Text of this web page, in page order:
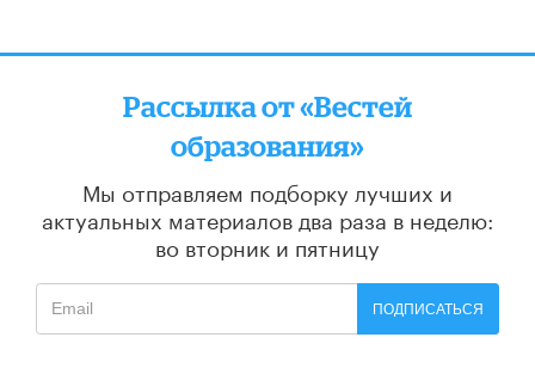
Рассылка от «Вестей
образования»
Мы отправляем подборку лучших и
актуальных материалов два раза в неделю:
во вторник и пятницу
ПОДПИСАТЬСЯ